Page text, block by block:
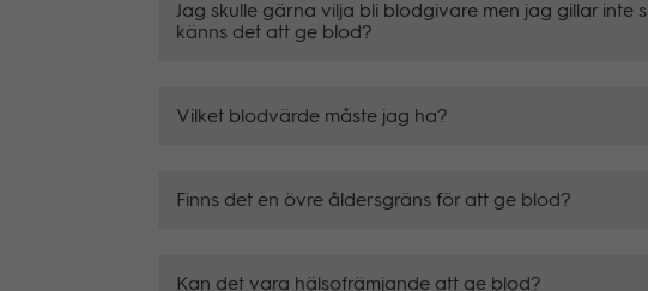
Jag skulle gärna vilja bli blodgivare men jag gillar inte
känns det att ge blod?
Vilket blodvärde måste jag ha?
Finns det en övre åldersgräns för att ge blod?
Kan det vara hälsofrämjande att ge blod?